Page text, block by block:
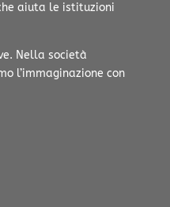
aiuta le istituzioni
Nella società
l’immaginazione con